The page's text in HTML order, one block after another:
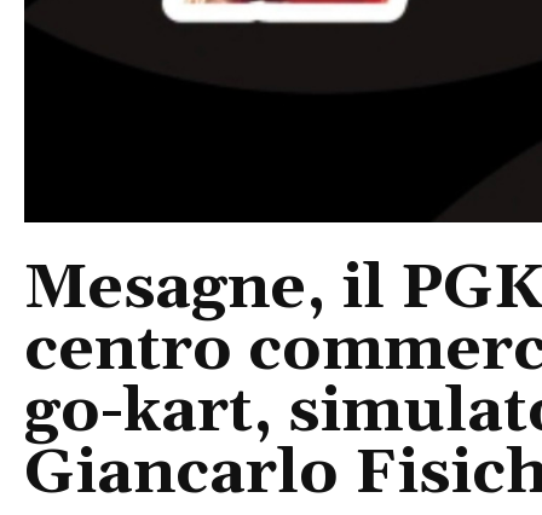
Mesagne, il
centro
go-kart,
Giancarlo